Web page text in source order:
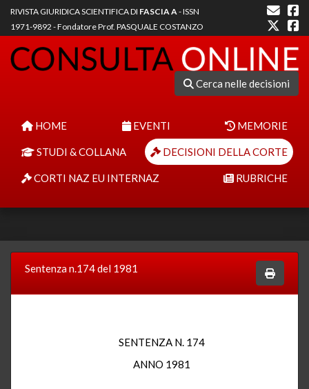
RIVISTA GIURIDICA SCIENTIFICA DI FASCIA A- ISSN
1971-9892 - Fondatore Prof. PASQUALE COSTANZO
Cerca nelle decisioni
HOME EVENTI MEMORIE
STUDI & COLLANA DECISIONI DELLA CORTE
CORTI NAZ EU INTERNAZ RUBRICHE
Sentenza n.174 del 1981
SENTENZA N. 174
ANNO 1981